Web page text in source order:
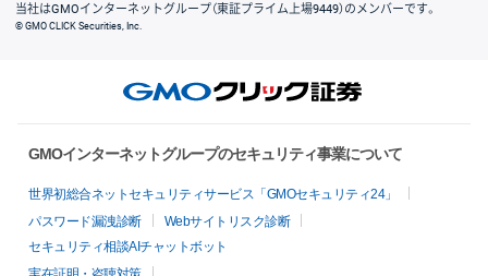
当社はGMOインターネットグループ（東証プライム上場9449）のメンバーです。
© GMO CLICK Securities, Inc.
GMOインターネットグループのセキュリティ事業について
世界初総合ネットセキュリティサービス「GMOセキュリティ24」
パスワード漏洩診断
Webサイトリスク診断
セキュリティ相談AIチャットボット